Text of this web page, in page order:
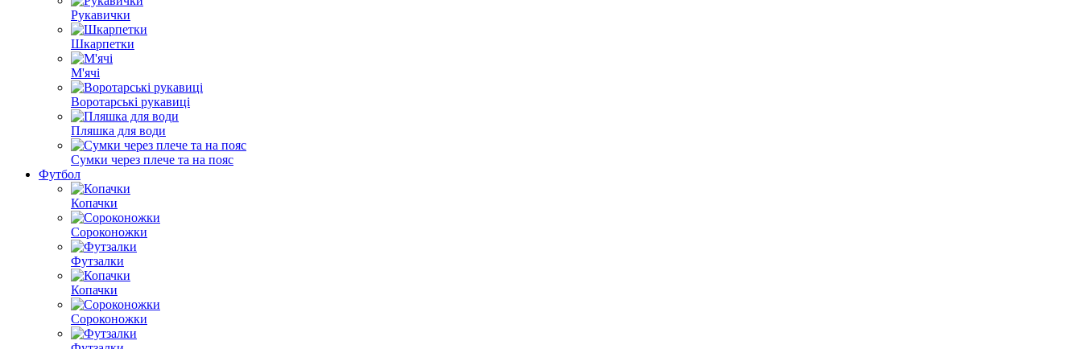
Рукавички
Шкарпетки
М'ячі
Воротарські рукавиці
Пляшка для води
Сумки через плече та на пояс
Футбол
Копачки
Сороконожки
Футзалки
Копачки
Сороконожки